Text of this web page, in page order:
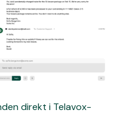
direkt i Telavox-